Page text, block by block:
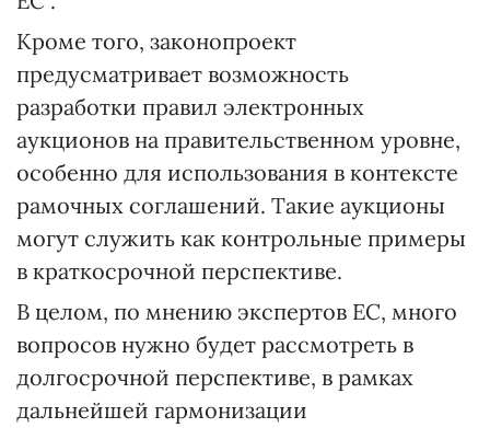
Кроме того, законопроект
предусматривает возможность
разработки правил электронных
аукционов на правительственном уровне,
особенно для использования в контексте
рамочных соглашений. Такие аукционы
могут служить как контрольные примеры
в краткосрочной перспективе.
В целом, по мнению экспертов ЕС, много
вопросов нужно будет рассмотреть в
долгосрочной перспективе, в рамках
дальнейшей гармонизации